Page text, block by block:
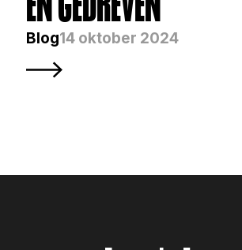
Blog14 oktober 2024